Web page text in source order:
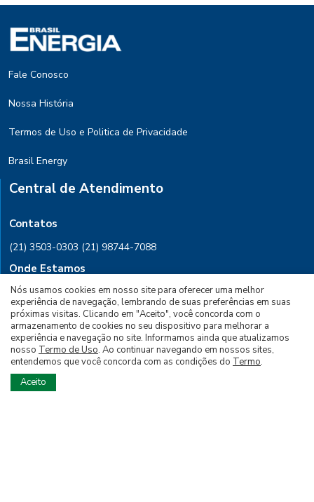
Nós usamos cookies em nosso site para oferecer uma melhor
experiência de navegação, lembrando de suas preferências em suas
próximas visitas. Clicando em "Aceito", você concorda com o
armazenamento de cookies no seu dispositivo para melhorar a
experiência e navegação no site. Informamos ainda que atualizamos
nosso Termo de Uso. Ao continuar navegando em nossos sites,
entendemos que você concorda com as condições do Termo.
Aceito
Fale Conosco
Nossa História
Termos de Uso e Politica de Privacidade
Brasil Energy
Central de Atendimento
Contatos
(21) 3503-0303 (21) 98744-7088
Onde Estamos
Rio de Janeiro, Rua Conselheiro
Saraiva, 28 Sala 601, CEP 20091-030
PARA ASSINAR